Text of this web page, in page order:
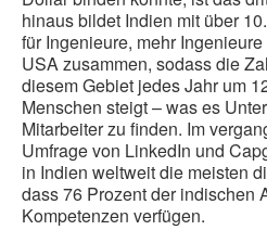
hinaus bildet Indien mit über
für Ingenieure, mehr
USA zusammen, sodass die
diesem Gebiet jedes Jahr um
Menschen steigt – was es
Mitarbeiter zu finden. Im
Umfrage von LinkedIn und
in Indien weltweit die meisten
dass 76 Prozent der indischen
Kompetenzen verfügen.